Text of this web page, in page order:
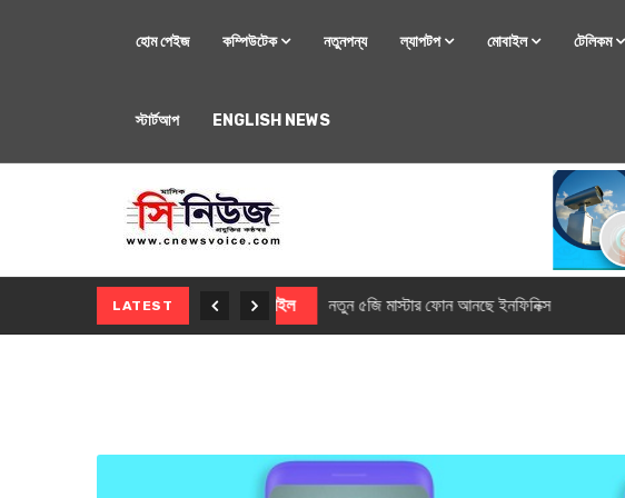
হোম পেইজ কম্পিউটেক নতুনপন্য ল্যাপটপ মোবাইল টেলিকম
স্টার্টআপ ENGLISH NEWS
LATEST মোবাইল নতুন সি-সিরিজ স্মার্টফোন নিয়ে আসছে রিয়েলমি